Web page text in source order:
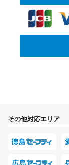
その他対応エリア